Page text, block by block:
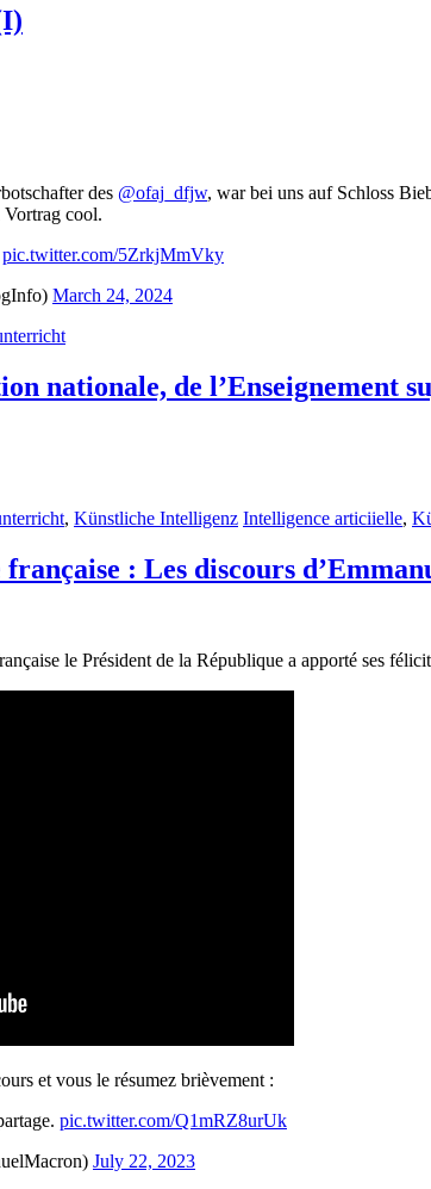
des @ofaj_dfjw, war bei uns auf Schloss
Vortrag cool.
pic.twitter.com/5ZrkjMmVky
March 24, 2024
nationale, de l’Enseignement
, Künstliche Intelligenz Intelligence articiielle,
française : Les discours
le Président de la République a apporté ses
et vous le résumez brièvement :
pic.twitter.com/Q1mRZ8urUk
July 22, 2023